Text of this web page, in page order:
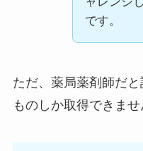
です。
ただ、薬局薬剤師だ
ものしか取得できませ